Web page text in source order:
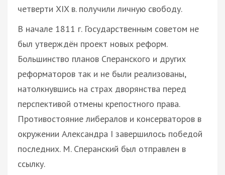
четверти XIX в. получили личную свободу.
В начале 1811 г. Государственным советом не
был утверждён проект новых реформ.
Большинство планов Сперанского и других
реформаторов так и не были реализованы,
натолкнувшись на страх дворянства перед
перспективой отмены крепостного права.
Противостояние либералов и консерваторов в
окружении Александра І завершилось победой
последних. М. Сперанский был отправлен в
ссылку.